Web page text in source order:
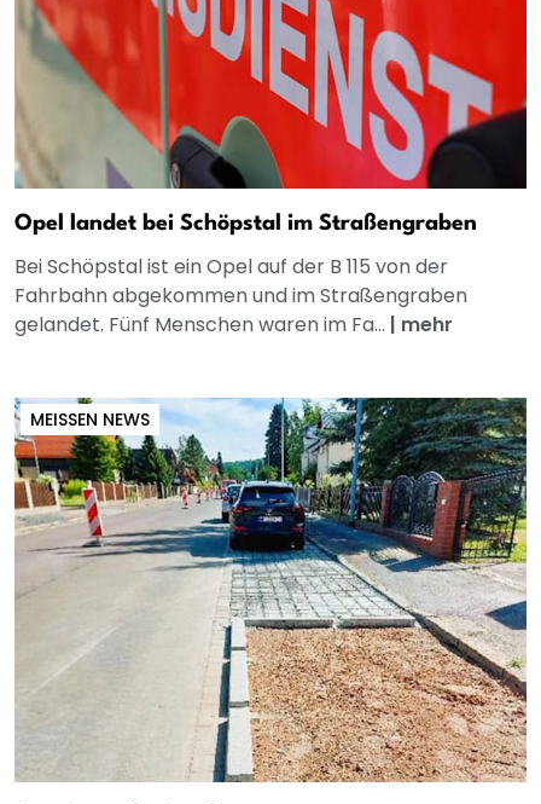
Opel landet bei Schöpstal im Straßengraben
Bei Schöpstal ist ein Opel auf der B 115 von der
Fahrbahn abgekommen und im Straßengraben
gelandet. Fünf Menschen waren im Fa... | mehr
MEISSEN NEWS